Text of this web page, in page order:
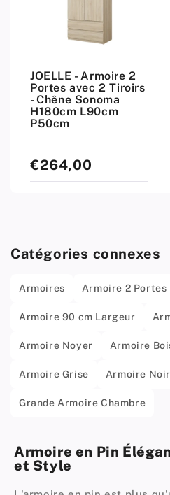
JOELLE - Armoire 2
Portes avec 2 Tiroirs
- Chêne Sonoma
H180cm L90cm
P50cm
Prix
standard
€264,00
Catégories connexes
Armoires Armoire 2 Portes
Armoire 90 cm Largeur
Armoire Noyer Armoire
Armoire Grise Armoire
Grande Armoire Chambre
Armoire en Pin
et Style